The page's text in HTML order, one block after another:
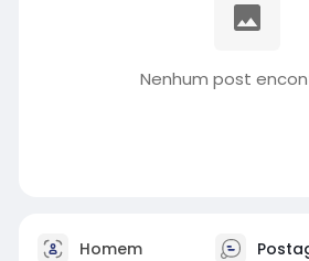
Nenhum post
Homem